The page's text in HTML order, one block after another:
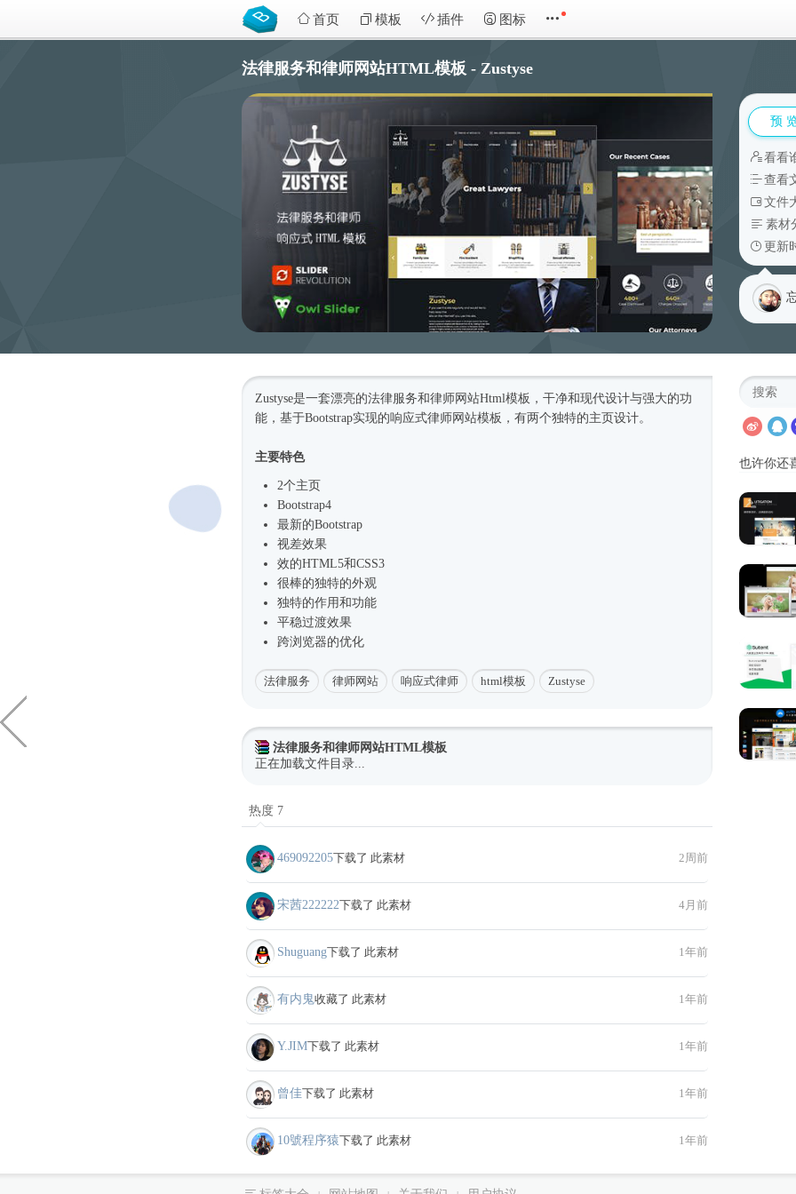
首页 模板 插件 图标
法律服务和律师网站HTML模板 - Zustyse
预
看看
查看
文件
素材
更新
Zustyse是一套漂亮的法律服务和律师网站Html模板 ，干净和现代设计与强大的功
能，基于Bootstrap实现的响应式律师 网站模板 ，有两个独特的主页设计。
主要特色
2个主页
Bootstrap4
最新的Bootstrap
视差效果
效的HTML5和CSS3
很棒的独特的外观
独特的作用和功能
平稳过渡效果
跨浏览器的优化
法律服务 律师网站 响应式律师 html模板 Zustyse
法律服务和律师网站HTML模板
正在加载文件目录...
热度 7
469092205下载了 此素材 2周前
宋茜222222下载了 此素材 4月前
Shuguang下载了 此素材 1年前
有内鬼收藏了 此素材 1年前
Y.JIM下载了 此素材 1年前
曾佳下载了 此素材 1年前
10號程序猿下载了 此素材 1年前
也许你还